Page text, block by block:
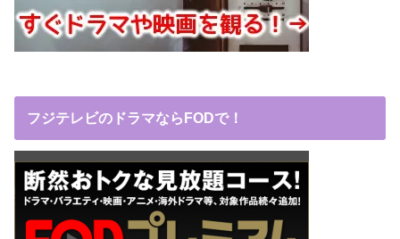
フジテレビのドラマならFODで！